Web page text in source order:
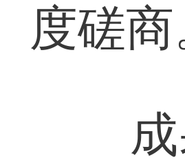
度磋商
成果